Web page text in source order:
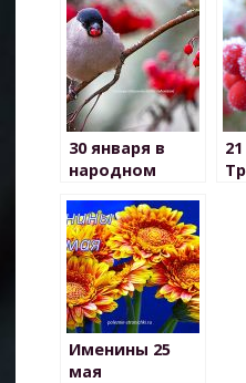
30 января в
народном
Именины 25
мая